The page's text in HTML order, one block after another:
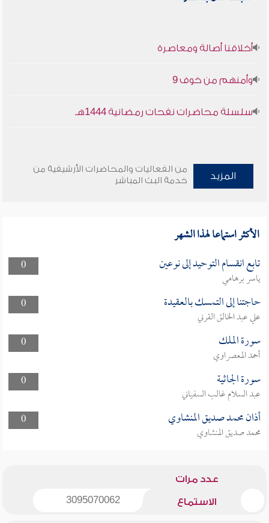
أخلاقنا أصالة ومعاصرة
وأمنهم من خوف 9
سلسلة محاضرات نفحات رمضانية 1444هـ
المزيد
من الفعاليات والمحاضرات الأرشيفية من
خدمة البث المباشر
الأكثر استماعا لهذا الشهر
0 تابع انقسام التوحيد إلى نوعين
ياسر برهامي
0
حاجتنا إلى التمسك بالعقيدة
علي عبد الخالق القرني
0
سورة الملك
أحمد المعصراوي
0
سورة الجاثية
عبد السلام غالب السفياني
0
أذان محمد صديق المنشاوي
محمد صديق المنشاوي
عدد مرات
الاستماع 3095070062